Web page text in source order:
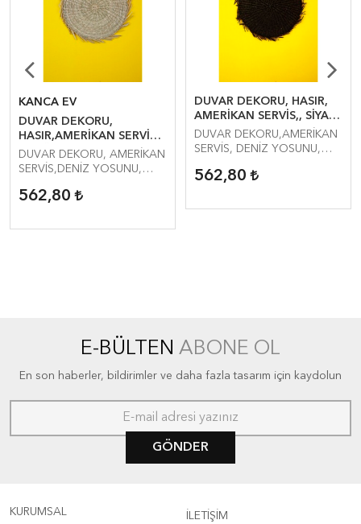
KANCA EV
DUVAR DEKORU,
HASIR,AMERİKAN SERVİS,
NATÜREL, ÇAP:38CM.
DUVAR DEKORU, AMERİKAN
SERVİS,DENİZ YOSUNU,
562,80
DUVAR DEKORU, HASIR,
AMERİKAN SERVİS,, SİYAH,
ÇAP:38CM.
DUVAR DEKORU,AMERİKAN
SERVİS, DENİZ YOSUNU,
562,80
E-BÜLTEN ABONE OL
En son haberler, bildirimler ve daha fazla tasarım için kaydolun
GÖNDER
KURUMSAL İLETİŞİM